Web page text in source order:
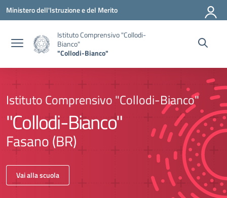
Vai ai contenuti
Vai al menu di navigazione
Vai al footer
Ministero dell'Istruzione e del Merito
Istituto Comprensivo "Collodi-
Bianco"
"Collodi-Bianco"
Istituto Comprensivo "Collodi-Bianco"
"Collodi-Bianco"
Fasano (BR)
Vai alla scuola